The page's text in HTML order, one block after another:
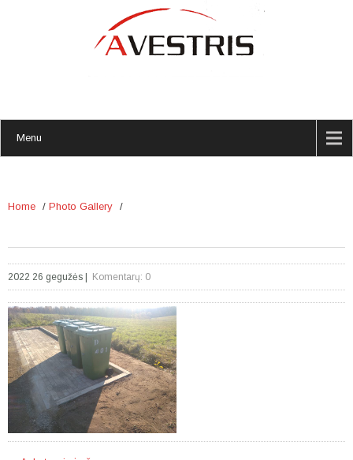
Menu
Home / Photo Gallery /
2022 26 gegužės Komentarų: 0